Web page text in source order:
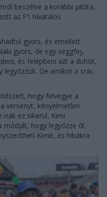
beszélve a korábbi pilóta,
az F1 hivatalos
gyors, és emellett
gyors, de egy seggfej,
és felépíteni azt a dühöt,
De amikor a srác
hogy felvegye a
versenyt, kényelmetlen
nak ez sikerül, Kimi
módját, hogy legyőzze őt.
Kimit, és hibákra